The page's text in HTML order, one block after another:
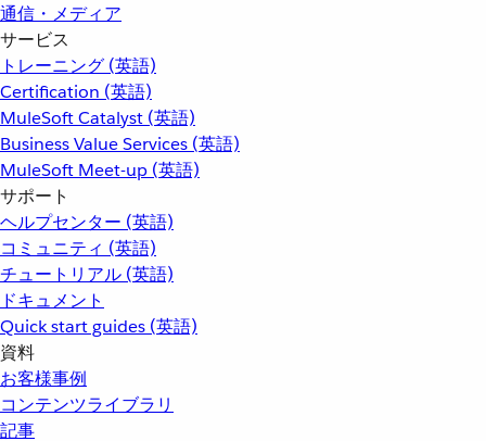
通信・メディア
サービス
トレーニング (英語)
Certification (英語)
MuleSoft Catalyst (英語)
Business Value Services (英語)
MuleSoft Meet-up (英語)
サポート
ヘルプセンター (英語)
コミュニティ (英語)
チュートリアル (英語)
ドキュメント
Quick start guides (英語)
資料
お客様事例
コンテンツライブラリ
記事